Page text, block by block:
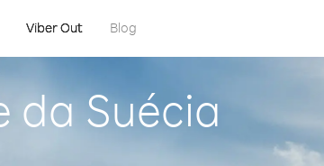
Viber Out Blog
da Suécia